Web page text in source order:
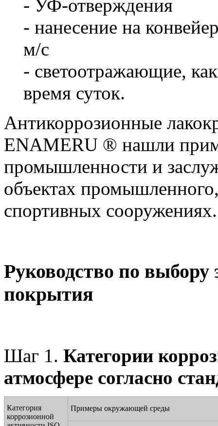
- УФ-отверждения
- нанесение на
м/с
- светоотражающие,
время суток.
Антикоррозионные
ENAMERU ® нашли
промышленности и
объектах
спортивных сооружениях.
Руководство по
покрытия
Шаг 1. Категории
атмосфере согласно
Категория
коррозионной
Примеры окружающей среды